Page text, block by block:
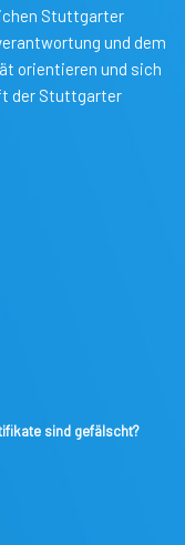
Stuttgarter
und dem
orientieren und sich
der Stuttgarter
sind gefälscht?